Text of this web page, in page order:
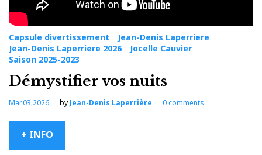
Capsule divertissement
Jean-Denis Laperriere
Jean-Denis Laperriere 2026
Jocelle Cauvier
Saison 2025-2023
Démystifier vos nuits
Mar.03,2026 by Jean-Denis Laperrière 0comments
+ INFO